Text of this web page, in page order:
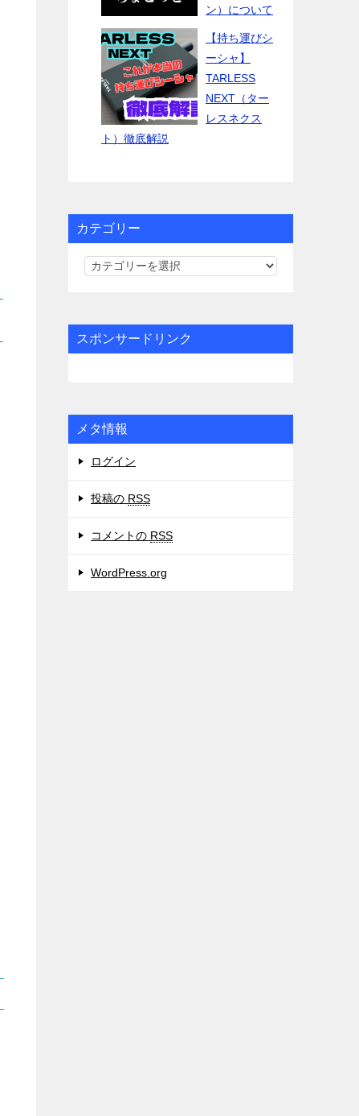
ン）について
【持ち運びシ
ーシャ】
TARLESS
NEXT（ター
レスネクス
ト）徹底解説
カテゴリー
カ
リ
ー
スポンサードリンク
メタ情報
ログイン
投稿の RSS
コメントの RSS
WordPress.org